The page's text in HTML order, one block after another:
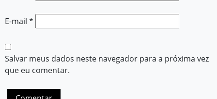
E-mail *
Salvar meus dados neste navegador para a próxima vez
que eu comentar.